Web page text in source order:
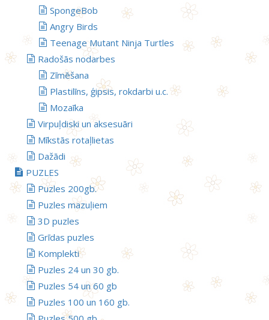
SpongeBob
Angry Birds
Teenage Mutant Ninja Turtles
Radošās nodarbes
Zīmēšana
Plastilīns, ģipsis, rokdarbi u.c.
Mozaīka
Virpuļdiski un aksesuāri
Mīkstās rotaļlietas
Dažādi
PUZLES
Puzles 200gb.
Puzles mazuļiem
3D puzles
Grīdas puzles
Komplekti
Puzles 24 un 30 gb.
Puzles 54 un 60 gb
Puzles 100 un 160 gb.